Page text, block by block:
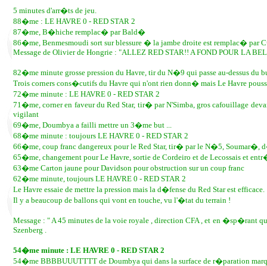
5 minutes d'arr�ts de jeu.
88�me : LE HAVRE 0 - RED STAR 2
87�me, B�hiche remplac� par Bald�
86�me, Benmesmoudi sort sur blessure � la jambe droite est remplac� par
Message de Olivier de Hongrie : "ALLEZ RED STAR!! A FOND POUR LA
82�me minute grosse pression du Havre, tir du N�9 qui passe au-dessus du
Trois corners cons�cutifs du Havre qui n'ont rien donn� mais Le Havre
72�me minute : LE HAVRE 0 - RED STAR 2
71�me, corner en faveur du Red Star, tir� par N'Simba, gros cafouillage
vigilant
69�me, Doumbya a failli mettre un 3�me but ...
68�me minute : toujours LE HAVRE 0 - RED STAR 2
66�me, coup franc dangereux pour le Red Star, tir� par le N�5, Soumar�,
65�me, changement pour Le Havre, sortie de Cordeiro et de Lecossais et
63�me Carton jaune pour Davidson pour obstruction sur un coup franc
62�me minute, toujours LE HAVRE 0 - RED STAR 2
Le Havre essaie de mettre la pression mais la d�fense du Red Star est efficace.
Il y a beaucoup de ballons qui vont en touche, vu l'�tat du terrain !
Message : " A 45 minutes de la voie royale , direction CFA , et en �sp�rant
Szenberg .
54�me minute : LE HAVRE 0 - RED STAR 2
54�me BBBBUUUTTTT de Doumbya qui dans la surface de r�paration